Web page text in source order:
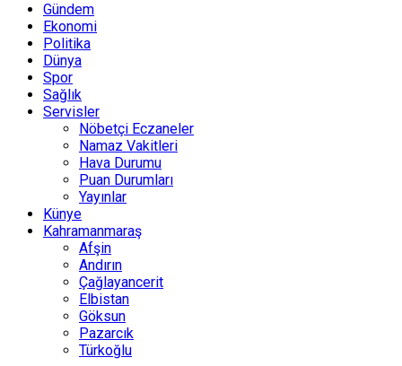
Gündem
Ekonomi
Politika
Dünya
Spor
Sağlık
Servisler
Nöbetçi Eczaneler
Namaz Vakitleri
Hava Durumu
Puan Durumları
Yayınlar
Künye
Kahramanmaraş
Afşin
Andırın
Çağlayancerit
Elbistan
Göksun
Pazarcık
Türkoğlu